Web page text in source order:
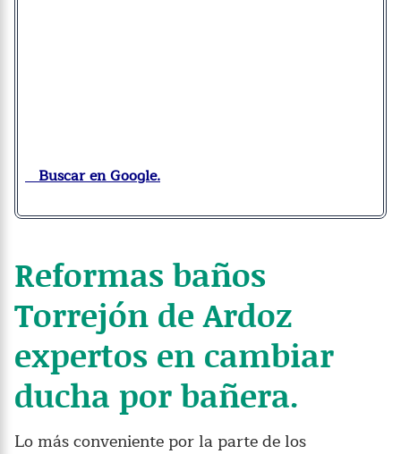
Buscar en Google.
Reformas baños
Torrejón de Ardoz
expertos en cambiar
ducha por bañera.
Lo más conveniente por la parte de los